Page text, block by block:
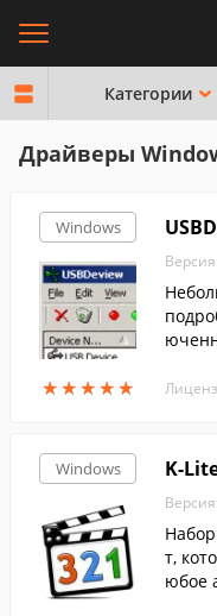
Категории
Драйверы
Windows
★★★★★
★★★★★
Windows K-
т,
юбое